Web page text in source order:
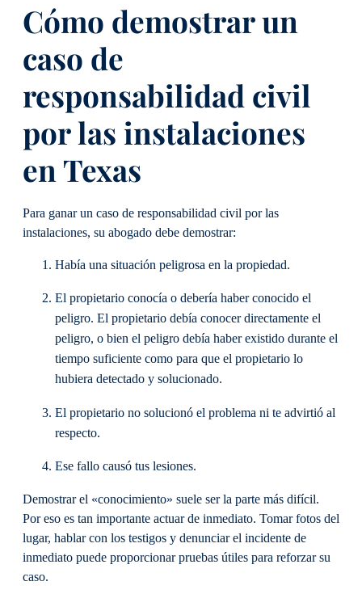
Cómo demostrar un
caso de
responsabilidad civil
por las instalaciones
en Texas
Para ganar un caso de responsabilidad civil por las
instalaciones, su abogado debe demostrar:
Había una situación peligrosa en la propiedad.
El propietario conocía o debería haber conocido el
peligro. El propietario debía conocer directamente el
peligro, o bien el peligro debía haber existido durante el
tiempo suficiente como para que el propietario lo
hubiera detectado y solucionado.
El propietario no solucionó el problema ni te advirtió al
respecto.
Ese fallo causó tus lesiones.
Demostrar el «conocimiento» suele ser la parte más difícil.
Por eso es tan importante actuar de inmediato. Tomar fotos del
lugar, hablar con los testigos y denunciar el incidente de
inmediato puede proporcionar pruebas útiles para reforzar su
caso.